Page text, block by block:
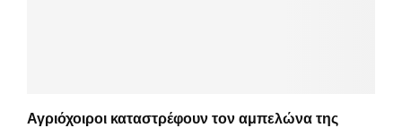
Αγριόχοιροι καταστρέφουν τον αμπελώνα της